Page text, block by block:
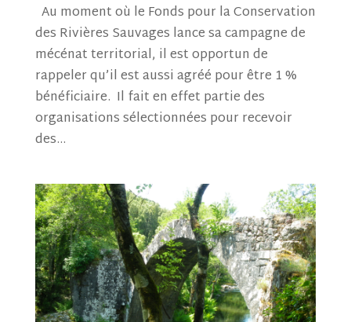
Au moment où le Fonds pour la Conservation
des Rivières Sauvages lance sa campagne de
mécénat territorial, il est opportun de
rappeler qu’il est aussi agréé pour être 1 %
bénéficiaire. Il fait en effet partie des
organisations sélectionnées pour recevoir
des...